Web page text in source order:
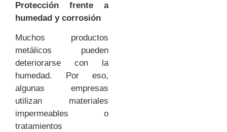
Protección frente a
humedad y corrosión
Muchos productos
metálicos pueden
deteriorarse con la
humedad. Por eso,
algunas empresas
utilizan materiales
impermeables o
tratamientos